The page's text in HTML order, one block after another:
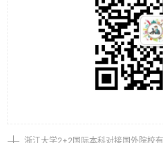
浙江大学2+2国际本科对接国外院校有